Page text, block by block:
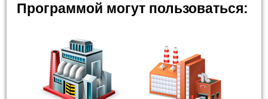
Программой могут пользоваться: